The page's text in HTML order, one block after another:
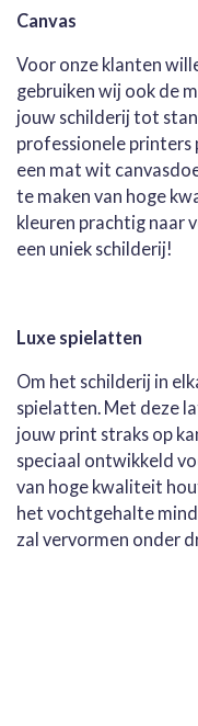
Canvas
Voor onze klanten
gebruiken wij ook de
jouw schilderij tot
professionele
een mat wit
te maken van hoge
kleuren prachtig naar
een uniek schilderij!
Luxe spielatten
Om het schilderij in
spielatten. Met deze
jouw print straks op
speciaal ontwikkeld
van hoge kwaliteit
het vochtgehalte
zal vervormen onder